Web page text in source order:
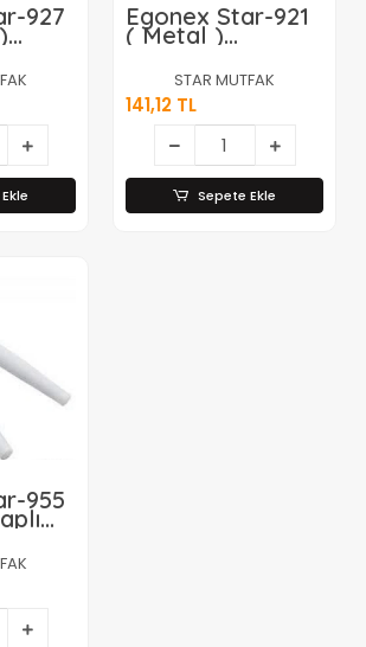
927
&
Egonex Star-921
( Metal )
Sarımsak Ezici*48
STAR MUTFAK
141,12 TL
Sepete Ekle
955